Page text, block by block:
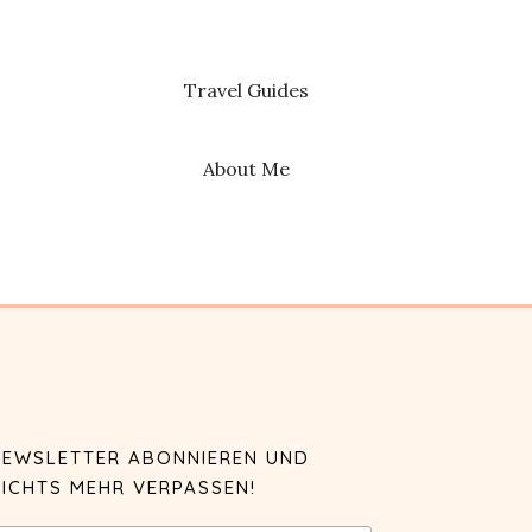
Travel Guides
About Me
ABONNIEREN UND
MEHR VERPASSEN!